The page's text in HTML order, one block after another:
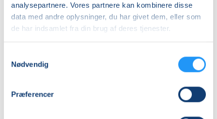
analysepartnere. Vores partnere kan kombinere disse
data med andre oplysninger, du har givet dem, eller som
de har indsamlet fra din brug af deres tjenester.
Nødvendig
Præferencer
Mødegang
søndag 29.11.2026, kl. 14.00 - 18.00
Antal mødegange
Nr Jernløse (Skovvejens skole), Gl. Skovvej 150B, 4420,
Regstrup(Skolekøkkenet)